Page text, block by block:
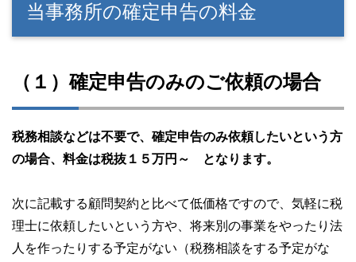
当事務所の確定申告の料金
（１）確定申告のみのご依頼の場合
税務相談などは不要で、確定申告のみ依頼したいという方
の場合、料金は税抜１５万円～ となります。
次に記載する顧問契約と比べて低価格ですので、気軽に税
理士に依頼したいという方や、将来別の事業をやったり法
人を作ったりする予定がない（税務相談をする予定がな